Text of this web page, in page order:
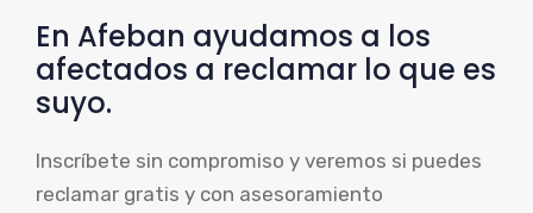
En Afeban ayudamos a los
afectados a reclamar lo que es
suyo.
Inscríbete sin compromiso y veremos si puedes
reclamar gratis y con asesoramiento